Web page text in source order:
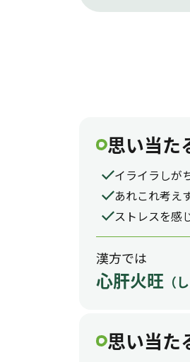
思い当た
イライラしが
あれこれ考え
ストレスを感
漢方では
心肝火旺 （
思い当た